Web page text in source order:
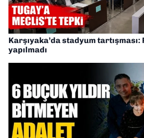
Karşıyaka’da stadyum
yapılmadı